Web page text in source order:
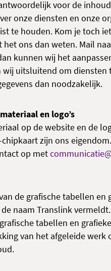
voor de
onze diensten en onze
te houden. Kom je toch
ons dan weten. Mail
kunnen wij het
wij uitsluitend om diensten
dan noodzakelijk.
en logo’s
op de website en de
chipkaart zijn ons
op met
de grafische tabellen en
naam Translink
tabellen en
van het afgeleide werk